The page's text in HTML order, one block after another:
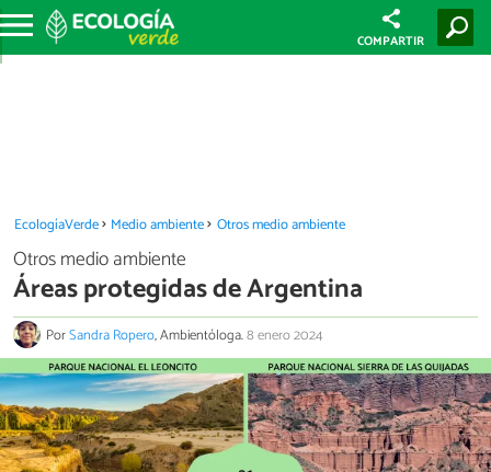
COMPARTIR
EcologíaVerde Medio ambiente Otros medio ambiente
Otros medio ambiente
Áreas protegidas de Argentina
PorSandra Ropero, Ambientóloga.8 enero 2024